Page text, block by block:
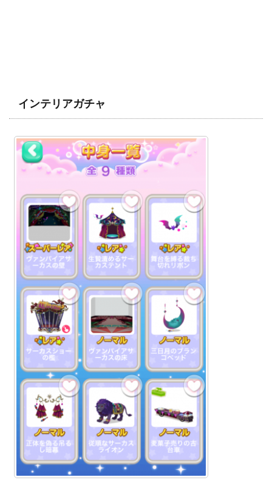
インテリアガチャ